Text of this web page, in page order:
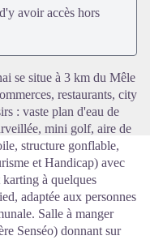
en plein écran
avoir accès hors
se situe à 3 km du Mêle
restaurants, city
: vaste plan d'eau de
mini golf, aire de
structure gonflable,
et Handicap) avec
à quelques
adaptée aux personnes
Salle à manger
Senséo) donnant sur